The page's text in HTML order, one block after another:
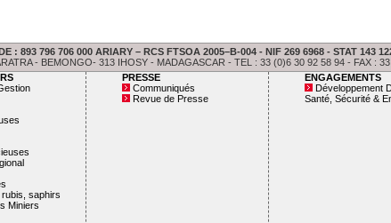
: 893 796 706 000 ARIARY – RCS FTSOA 2005–B-004 - NIF 269 6968 - STAT 143
- BEMONGO- 313 IHOSY - MADAGASCAR - TEL : 33 (0)6 30 92 58 94 - FAX :
saphirs
Miniers
PRESSE
Communiqués
Revue de Presse
ENGAGEMENTS
Développement
Santé, Sécurité &